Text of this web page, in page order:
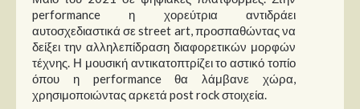
Video News
Καλλιτέχνες
Μουσικοί
Διάφοροι
performance η χορεύτρια αντιδράει
αυτοσχεδιαστικά σε street art, προσπαθώντας να
δείξει την αλληλεπίδραση διαφορετικών μορφών
τέχνης. Η μουσική αντικατοπτρίζει το αστικό τοπίο
όπου η performance θα λάμβανε χώρα,
χρησιμοποιώντας αρκετά post rock στοιχεία.